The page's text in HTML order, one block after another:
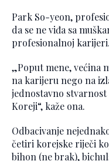
Park So-yeon,
da se ne viđa sa
profesionalnoj karijeri.
„Poput mene, većina
na karijeru nego na
jednostavno
Koreji“, kaže ona.
Odbacivanje
četiri korejske riječi
bihon (ne brak),